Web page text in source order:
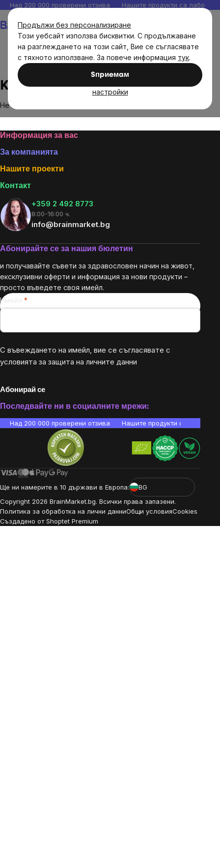
Продължи без персонализиране
Този уебсайт използва бисквитки. С продължаване
на разглеждането на този сайт, Вие се съгласявате
с тяхното използване. За повече информация тук.
Sпpиeмaм
настройки
Прескочи
към
съдържанието
Над 200 000 проверени отзива Нашите продукти са
Kendamil
Не са намерени стоки на марката
Footer
Информация за вас
За компанията
Нашите проекти
Контакт
+359 2 492 8773
8:00-16:00 ч.
info@brainmarket.bg
Абонирайте се за нашия бюлетин
и получавайте съвети за здравословен начин на живот,
ексклузивни оферти и информация за нови продукти –
просто въведете своя имейл.
Имейл
С въвеждането на имейл, вие се съгласявате с
условията за защита на личните данни
Абонирай се
Последвайте ни в социалните мрежи:
Над 200 000 проверени отзива Нашите продукти са
Ще ни намерите в 10 държави в Европа:
BG
Copyright 2026 BrainMarket.bg. Всички права запазени.
Политика за обработка на лични данниОбщи условияCookies
Създадено от Shoptet Premium